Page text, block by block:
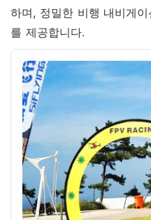
하며, 정밀한 비행 내비게
를 제공합니다.